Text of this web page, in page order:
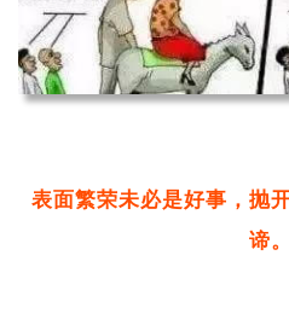
表面繁荣未必是好事，抛
谛。